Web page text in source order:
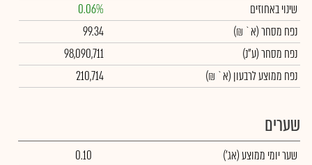
שינוי באחוזים
0.06%
נפח מסחר(א` ₪)
99.34
נפח מסחר(ע"נ)
98,090,711
נפח ממוצע לרבעון (א` ₪)
210,714
שערים
שער יומי ממוצע(אג')
0.10